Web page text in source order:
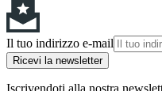
Il tuo indirizzo e-mail
Ricevi la newsletter
Iscrivendoti alla nostra